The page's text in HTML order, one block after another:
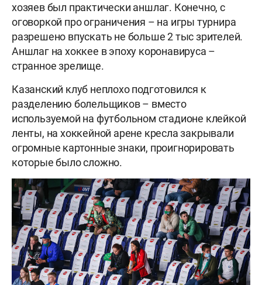
хозяев был практически аншлаг. Конечно, с
оговоркой про ограничения – на игры турнира
разрешено впускать не больше 2 тыс зрителей.
Аншлаг на хоккее в эпоху коронавируса –
странное зрелище.
Казанский клуб неплохо подготовился к
разделению болельщиков – вместо
используемой на футбольном стадионе клейкой
ленты, на хоккейной арене кресла закрывали
огромные картонные знаки, проигнорировать
которые было сложно.